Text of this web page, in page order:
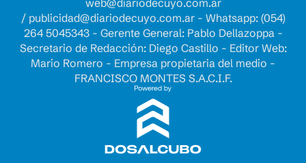
/ publicidad@diariodecuyo.com.ar- Whatsapp: (054)
264 5045343 - Gerente General: Pablo Dellazoppa -
Secretario de Redacción: Diego Castillo - Editor Web:
Mario Romero - Empresa propietaria del medio -
FRANCISCO MONTES S.A.C.I.F.